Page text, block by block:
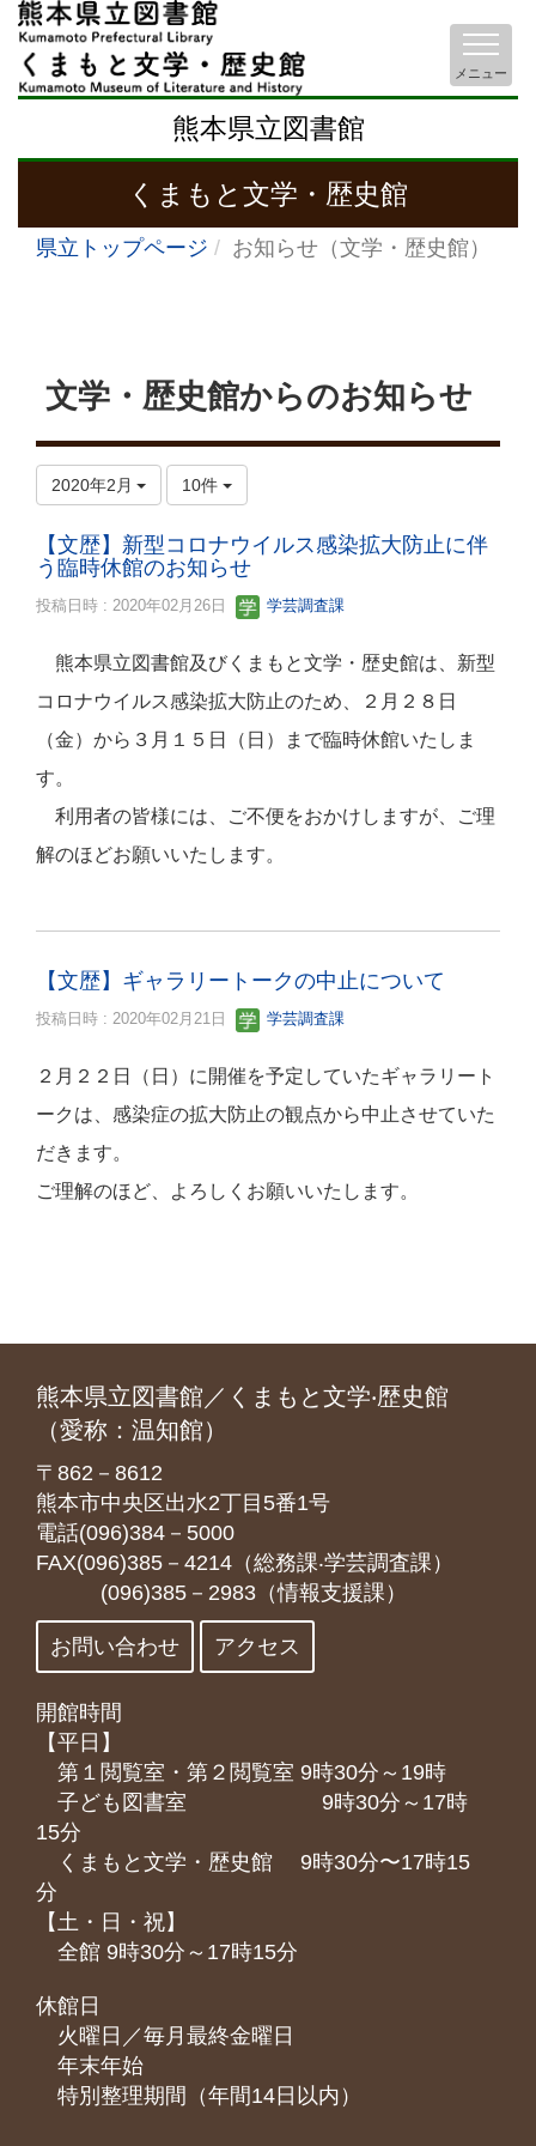
熊本県立図書館
くまもと文学・歴史館
メニュー
県立トップページ お知らせ（文学・歴史館）
文学・歴史館からのお知らせ
2020年2月 10件
【文歴】新型コロナウイルス感染拡大防止に伴
う臨時休館のお知らせ
投稿日時 : 2020年02月26日 学芸調査課
熊本県立図書館及びくまもと文学・歴史館は、新型
コロナウイルス感染拡大防止のため、２月２８日
（金）から３月１５日（日）まで臨時休館いたしま
す。
利用者の皆様には、ご不便をおかけしますが、ご理
解のほどお願いいたします。
【文歴】ギャラリートークの中止について
投稿日時 : 2020年02月21日 学芸調査課
２月２２日（日）に開催を予定していたギャラリート
ークは、感染症の拡大防止の観点から中止させていた
だきます。
ご理解のほど、よろしくお願いいたします。
熊本県立図書館／くまもと文学‧歴史館
（愛称：温知館）
〒862－8612
熊本市中央区出水2丁目5番1号
電話(096)384－5000
FAX(096)385－4214（総務課‧学芸調査課）
(096)385－2983（情報支援課）
お問い合わせ アクセス
開館時間
【平日】
第１閲覧室・第２閲覧室 9時30分～19時
子ども図書室 9時30分～17時
15分
くまもと⽂学・歴史館 9時30分〜17時15
分
【土・日・祝】
全館 9時30分～17時15分
休館日
火曜日／毎月最終金曜日
年末年始
特別整理期間（年間14日以内）